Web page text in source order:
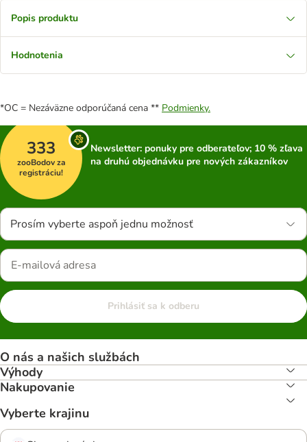
Popis produktu
Hodnotenia
*OC = Nezáväzne odporúčaná cena ** Podmienky.
333
zooBodov za
registráciu!
Newsletter: ponuky pre odberateľov; 10 % zľava
na druhú objednávku pre nových zákazníkov
Prosím vyberte aspoň jednu možnosť
Prihlásiť sa k odberu
O nás a našich službách
Výhody
Nakupovanie
Vyberte krajinu